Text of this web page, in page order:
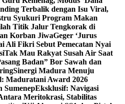
Terbalik dengan Isu Viral,
Syukuri Program Makan
Titik Jalur Tengkorak di
Korban JiwaGeger ‘Jurus
Ali Fikri Sebut Pemecatan Nyai
Tak Mau Rakyat Susah Air Saat
Badan” Bor Sawah dan
Sinergi Madura Menuju
Maduratani Award 2026
SumenepEksklusif: Navigasi
Meritokrasi, Stabilitas